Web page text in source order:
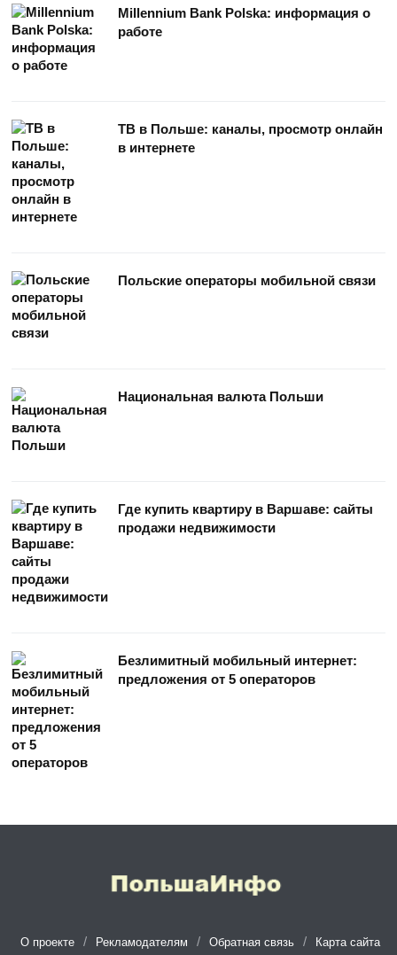
Millennium Bank Polska: информация о
работе
ТВ в Польше: каналы, просмотр онлайн
в интернете
Польские операторы мобильной связи
Национальная валюта Польши
Где купить квартиру в Варшаве: сайты
продажи недвижимости
Безлимитный мобильный интернет:
предложения от 5 операторов
О проекте Рекламодателям Обратная связь Карта сайта